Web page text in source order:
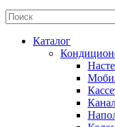
Каталог